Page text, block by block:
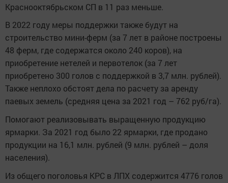
Краснооктябрьском СП в 11 раз меньше.
В 2022 году меры поддержки также будут на
строительство мини-ферм (за 7 лет в районе построены
48 ферм, где содержатся около 240 коров), на
приобретение нетелей и первотелок (за 7 лет
приобретено 300 голов с поддержкой в 3,7 млн. рублей).
Также неплохо обстоят дела по расчету за аренду
паевых земель (средняя цена за 2021 год – 762 руб/га).
Помогают реализовывать выращенную продукцию
ярмарки. За 2021 год было 22 ярмарки, где продано
продукции на 16,1 млн. рублей (9 млн. рублей – доля
населения).
Из общего поголовья КРС в ЛПХ содержится 4776 голов